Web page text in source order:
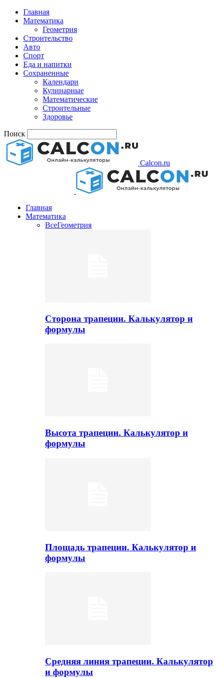
Главная
Математика
Геометрия
Строительство
Авто
Спорт
Еда и напитки
Сохраненные
Календари
Кулинарные
Математические
Строительные
Здоровье
Поиск
Calcon.ru
Главная
Математика
ВсеГеометрия
Сторона трапеции. Калькулятор и
формулы
Высота трапеции. Калькулятор и
формулы
Площадь трапеции. Калькулятор и
формулы
Средняя линия трапеции. Калькулятор
и формулы